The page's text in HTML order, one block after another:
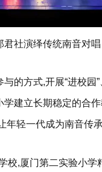
君社演绎传统南音对
的方式,开展“进校园
建立长期稳定的合
年轻一代成为南音传
校,厦门第二实验小